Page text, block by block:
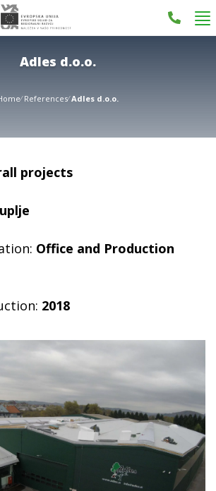
References Adles d.o.o.
Adles d.o.o.
projects
Office and Production
2018